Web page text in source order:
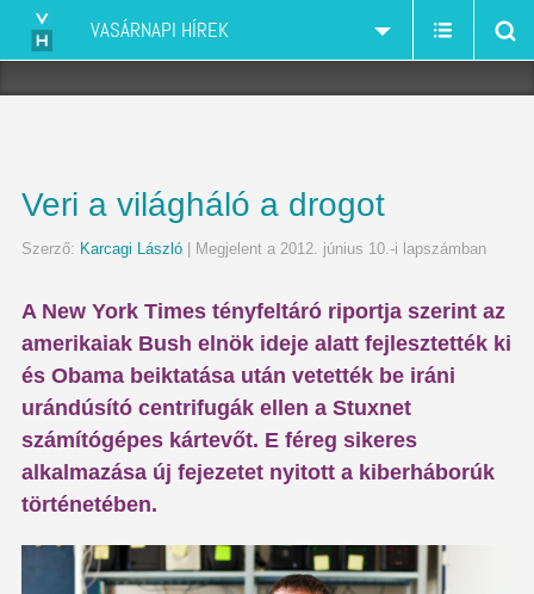
VASÁRNAPI HÍREK
Veri a világháló a drogot
Szerző: Karcagi László| Megjelent a 2012. június 10.-i lapszámban
A New York Times tényfeltáró riportja szerint az
amerikaiak Bush elnök ideje alatt fejlesztették ki
és Obama beiktatása után vetették be iráni
urándúsító centrifugák ellen a Stuxnet
számítógépes kártevőt. E féreg sikeres
alkalmazása új fejezetet nyitott a kiberháborúk
történetében.